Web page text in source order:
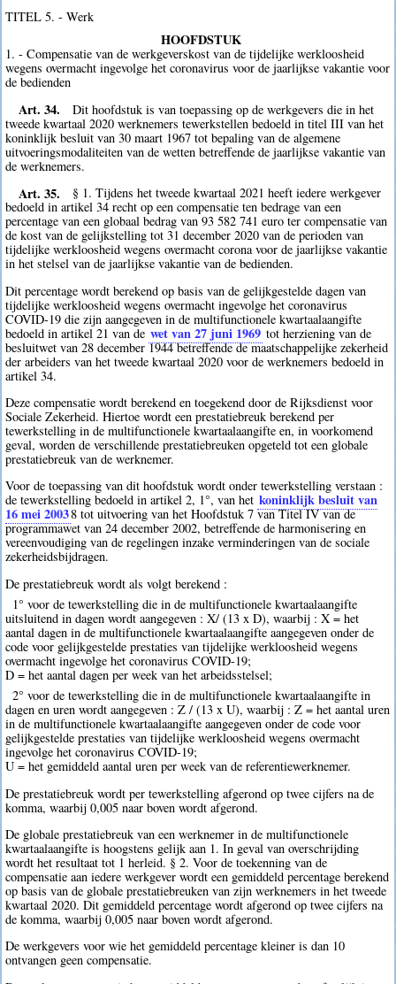
TITEL 5. - Werk
HOOFDSTUK
1. - Compensatie van de werkgeverskost van de tijdelijke werkloosheid
wegens overmacht ingevolge het coronavirus voor de jaarlijkse vakantie voor
de bedienden
Art. 34.
Dit hoofdstuk is van toepassing op de werkgevers die in het
tweede kwartaal 2020 werknemers tewerkstellen bedoeld in titel III van het
koninklijk besluit van 30 maart 1967 tot bepaling van de algemene
uitvoeringsmodaliteiten van de wetten betreffende de jaarlijkse vakantie van
de werknemers.
Art. 35.
§ 1. Tijdens het tweede kwartaal 2021 heeft iedere werkgever
bedoeld in artikel 34 recht op een compensatie ten bedrage van een
percentage van een globaal bedrag van 93 582 741 euro ter compensatie van
de kost van de gelijkstelling tot 31 december 2020 van de perioden van
tijdelijke werkloosheid wegens overmacht corona voor de jaarlijkse vakantie
in het stelsel van de jaarlijkse vakantie van de bedienden.
Dit percentage wordt berekend op basis van de gelijkgestelde dagen van
tijdelijke werkloosheid wegens overmacht ingevolge het coronavirus
COVID-19 die zijn aangegeven in de multifunctionele kwartaalaangifte
bedoeld in artikel 21 van de wet van 27 juni 1969 tot herziening van de
besluitwet van 28 december 1944 betreffende de maatschappelijke zekerheid
der arbeiders van het tweede kwartaal 2020 voor de werknemers bedoeld in
artikel 34.
Deze compensatie wordt berekend en toegekend door de Rijksdienst voor
Sociale Zekerheid. Hiertoe wordt een prestatiebreuk berekend per
tewerkstelling in de multifunctionele kwartaalaangifte en, in voorkomend
geval, worden de verschillende prestatiebreuken opgeteld tot een globale
prestatiebreuk van de werknemer.
Voor de toepassing van dit hoofdstuk wordt onder tewerkstelling verstaan :
de tewerkstelling bedoeld in artikel 2, 1°, van het koninklijk besluit van
16 mei 20038 tot uitvoering van het Hoofdstuk 7 van Titel IV van de
programmawet van 24 december 2002, betreffende de harmonisering en
vereenvoudiging van de regelingen inzake verminderingen van de sociale
zekerheidsbijdragen.
De prestatiebreuk wordt als volgt berekend :
1° voor de tewerkstelling die in de multifunctionele kwartaalaangifte
uitsluitend in dagen wordt aangegeven : X/ (13 x D), waarbij : X = het
aantal dagen in de multifunctionele kwartaalaangifte aangegeven onder de
code voor gelijkgestelde prestaties van tijdelijke werkloosheid wegens
overmacht ingevolge het coronavirus COVID-19;
D = het aantal dagen per week van het arbeidsstelsel;
2° voor de tewerkstelling die in de multifunctionele kwartaalaangifte in
dagen en uren wordt aangegeven : Z / (13 x U), waarbij : Z = het aantal uren
in de multifunctionele kwartaalaangifte aangegeven onder de code voor
gelijkgestelde prestaties van tijdelijke werkloosheid wegens overmacht
ingevolge het coronavirus COVID-19;
U = het gemiddeld aantal uren per week van de referentiewerknemer.
De prestatiebreuk wordt per tewerkstelling afgerond op twee cijfers na de
komma, waarbij 0,005 naar boven wordt afgerond.
De globale prestatiebreuk van een werknemer in de multifunctionele
kwartaalaangifte is hoogstens gelijk aan 1. In geval van overschrijding
wordt het resultaat tot 1 herleid. § 2. Voor de toekenning van de
compensatie aan iedere werkgever wordt een gemiddeld percentage berekend
op basis van de globale prestatiebreuken van zijn werknemers in het tweede
kwartaal 2020. Dit gemiddeld percentage wordt afgerond op twee cijfers na
de komma, waarbij 0,005 naar boven wordt afgerond.
De werkgevers voor wie het gemiddeld percentage kleiner is dan 10
ontvangen geen compensatie.